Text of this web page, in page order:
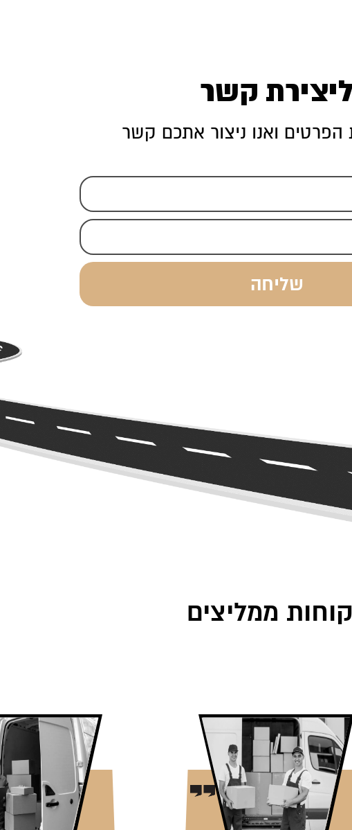
ליצירת קשר
קשר
ואנו ניצור אתכם קשר
ממליצים